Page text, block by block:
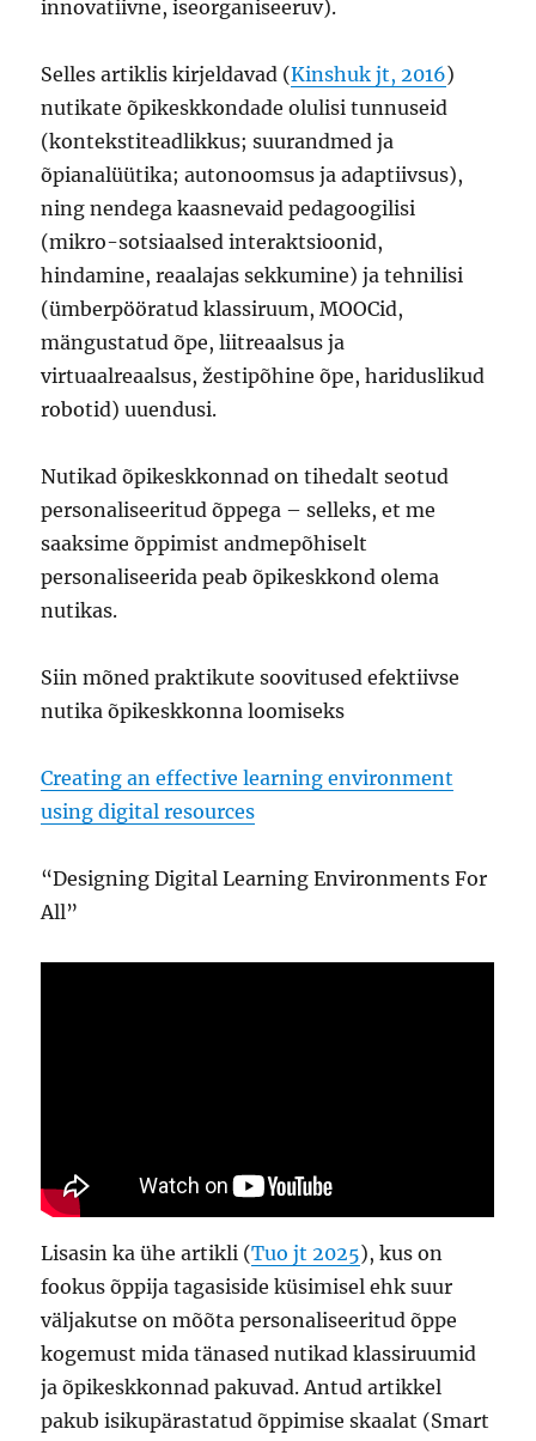
innovatiivne, iseorganiseeruv).
Selles artiklis kirjeldavad (Kinshuk jt, 2016)
nutikate õpikeskkondade olulisi tunnuseid
(kontekstiteadlikkus; suurandmed ja
õpianalüütika; autonoomsus ja adaptiivsus),
ning nendega kaasnevaid pedagoogilisi
(mikro-sotsiaalsed interaktsioonid,
hindamine, reaalajas sekkumine) ja tehnilisi
(ümberpööratud klassiruum, MOOCid,
mängustatud õpe, liitreaalsus ja
virtuaalreaalsus, žestipõhine õpe, hariduslikud
robotid) uuendusi.
Nutikad õpikeskkonnad on tihedalt seotud
personaliseeritud õppega – selleks, et me
saaksime õppimist andmepõhiselt
personaliseerida peab õpikeskkond olema
nutikas.
Siin mõned praktikute soovitused efektiivse
nutika õpikeskkonna loomiseks
Creating an effective learning environment
using digital resources
“Designing Digital Learning Environments For
All”
Lisasin ka ühe artikli (Tuo jt 2025), kus on
fookus õppija tagasiside küsimisel ehk suur
väljakutse on mõõta personaliseeritud õppe
kogemust mida tänased nutikad klassiruumid
ja õpikeskkonnad pakuvad. Antud artikkel
pakub isikupärastatud õppimise skaalat (Smart